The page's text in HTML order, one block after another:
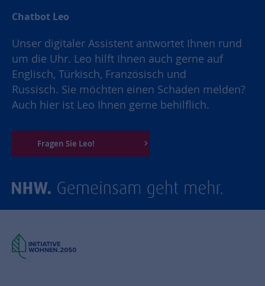
Chatbot Leo
Unser digitaler Assistent antwortet Ihnen rund
um die Uhr. Leo hilft Ihnen auch gerne auf
Englisch, Türkisch, Französisch und
Russisch. Sie möchten einen Schaden melden?
Auch hier ist Leo Ihnen gerne behilflich.
Fragen Sie Leo!